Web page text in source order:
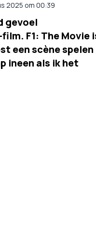
2025 om 00:39
gevoel
F1: The Movie
een scène spelen
ineen als ik het